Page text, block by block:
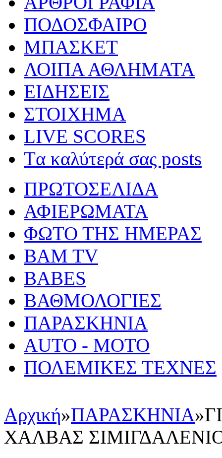
ΠΟΔΟΣΦΑΙΡΟ
ΜΠΑΣΚΕΤ
ΛΟΙΠΑ ΑΘΛΗΜΑΤΑ
ΕΙΔΗΣΕΙΣ
ΣΤΟΙΧΗΜΑ
LIVE SCORES
Tα καλύτερά σας posts
ΠΡΩΤΟΣΕΛΙΔΑ
ΑΦΙΕΡΩΜΑΤΑ
ΦΩΤΟ ΤΗΣ ΗΜΕΡΑΣ
BAM TV
BABES
ΒΑΘΜΟΛΟΓΙΕΣ
ΠΑΡΑΣΚΗΝΙΑ
AUTO - MOTO
ΠΟΛΕΜΙΚΕΣ ΤΕΧΝΕΣ
Αρχική»ΠΑΡΑΣΚΗΝΙΑ»
ΧΑΛΒΑΣ